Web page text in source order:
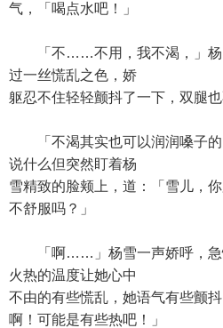
气，「喝点水吧！」
「不……不用，我不渴，」杨
过一丝慌乱之色，娇
躯忍不住轻轻颤抖了一下，双腿也
「不渴其实也可以润润嗓子的
说什么但突然盯着杨
雪精致的脸颊上，道：「雪儿，
不舒服吗？」
「啊……」杨雪一声娇呼，急
火热的温度让她心中
不由的有些慌乱，她语气有些颤
啊！可能是有些热吧！」